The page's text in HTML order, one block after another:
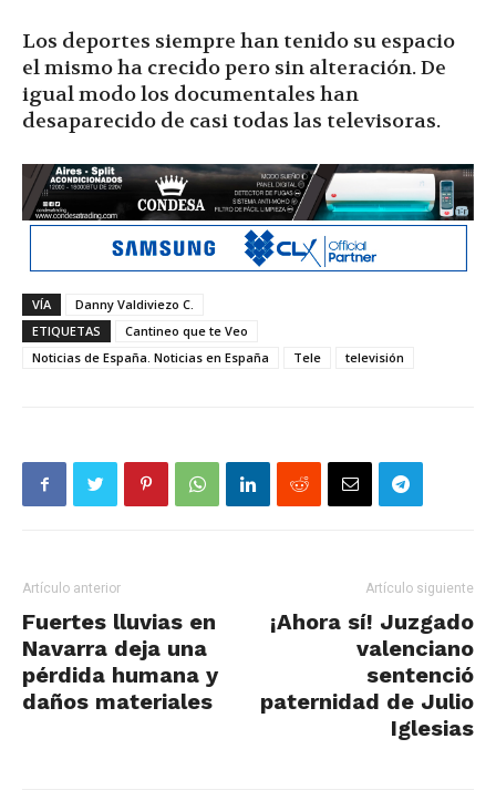
Los deportes siempre han tenido su espacio
el mismo ha crecido pero sin alteración. De
igual modo los documentales han
desaparecido de casi todas las televisoras.
VÍA
Danny Valdiviezo C.
ETIQUETAS
Cantineo que te Veo
Noticias de España. Noticias en España
Tele televisión
Artículo anterior
Fuertes lluvias en
Navarra deja una
pérdida humana y
daños materiales
Artículo siguiente
¡Ahora sí! Juzgado
valenciano
sentenció
paternidad de Julio
Iglesias